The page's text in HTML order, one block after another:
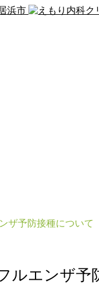
ザ予防接種について
ルエンザ予